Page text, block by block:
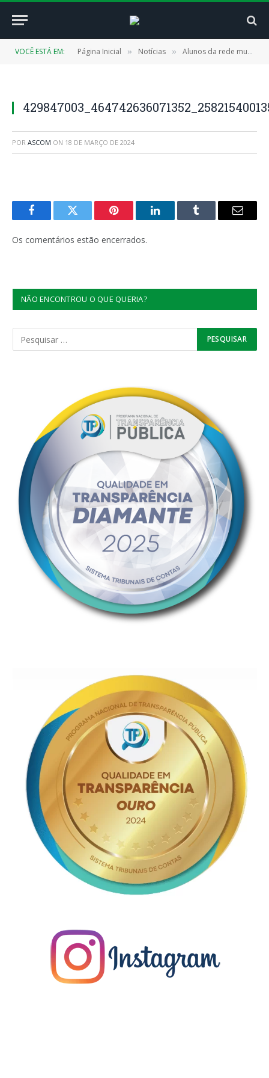
VOCÊ ESTÁ EM: Página Inicial » Notícias » Alunos da rede municipal de ensino recebem kits escolares
POR ASCOM ON 18 DE MARÇO DE 2024
FacebookTwitter Pinterest LinkedInTumblr
E-
Os comentários estão encerrados.
NÃO ENCONTROU O QUE QUERIA?